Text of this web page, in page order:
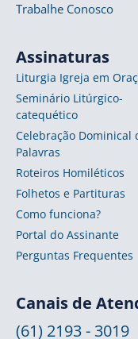
Trabalhe Conosco
Assinaturas
Liturgia Igreja em
Seminário Litúrgico-
catequético
Celebração Dominical
Palavras
Roteiros Homiléticos
Folhetos e Partituras
Como funciona?
Portal do Assinante
Perguntas Frequentes
Canais de
(61) 2193 - 3019